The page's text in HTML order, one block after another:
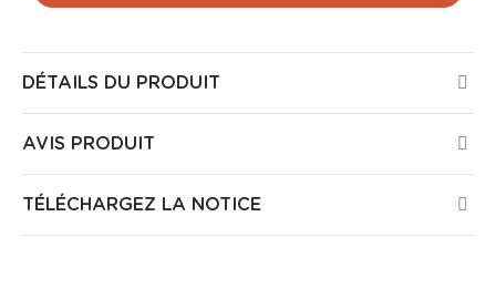
DÉTAILS DU PRODUIT
AVIS PRODUIT
TÉLÉCHARGEZ LA NOTICE